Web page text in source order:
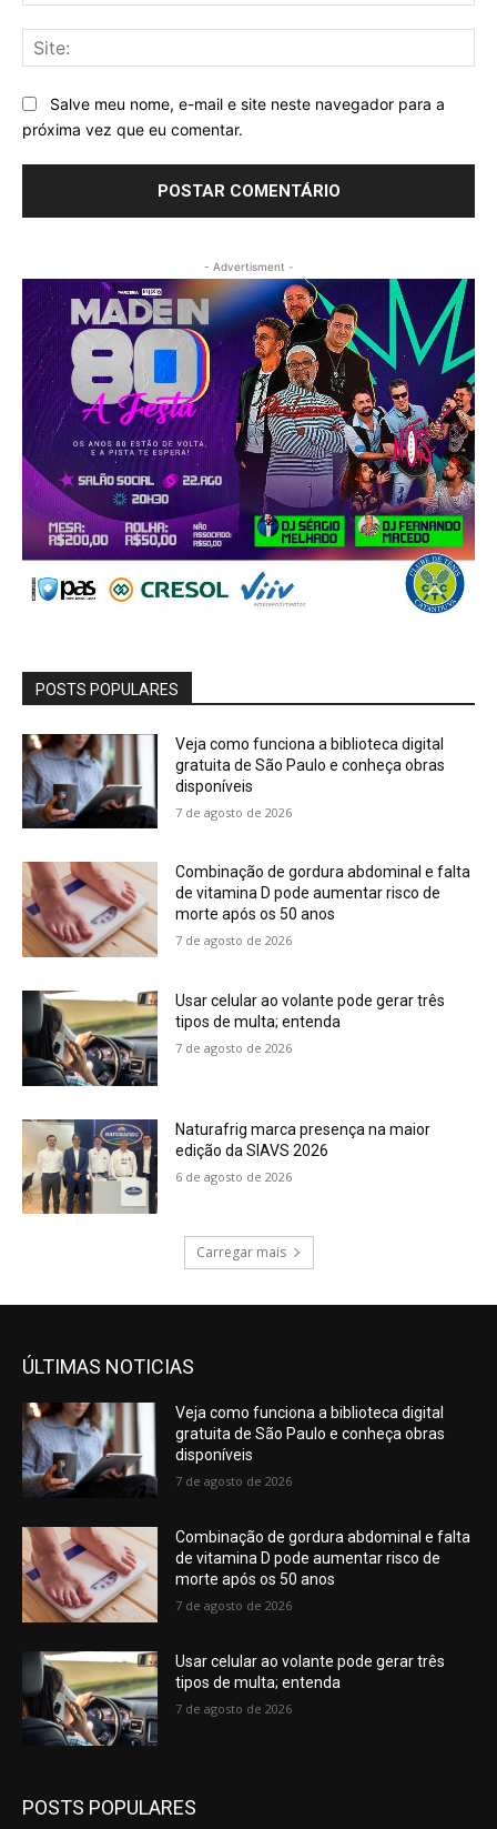
Salve meu nome, e-mail e site neste navegador para a
próxima vez que eu comentar.
- Advertisment -
POSTS POPULARES
Veja como funciona a biblioteca digital
gratuita de São Paulo e conheça obras
disponíveis
7 de agosto de 2026
Combinação de gordura abdominal e falta
de vitamina D pode aumentar risco de
morte após os 50 anos
7 de agosto de 2026
Usar celular ao volante pode gerar três
tipos de multa; entenda
7 de agosto de 2026
Naturafrig marca presença na maior
edição da SIAVS 2026
6 de agosto de 2026
Carregar mais
ÚLTIMAS NOTICIAS
Veja como funciona a biblioteca digital
gratuita de São Paulo e conheça obras
disponíveis
7 de agosto de 2026
Combinação de gordura abdominal e falta
de vitamina D pode aumentar risco de
morte após os 50 anos
7 de agosto de 2026
Usar celular ao volante pode gerar três
tipos de multa; entenda
7 de agosto de 2026
POSTS POPULARES